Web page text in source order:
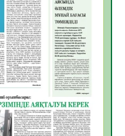
БІРЛІК ПЕН
ҚАДАМ
26
сапына
35
арналған
өтінім қабылдау